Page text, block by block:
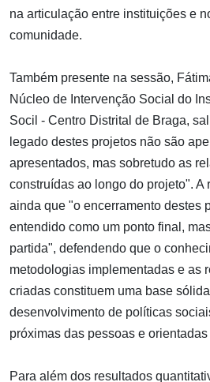
na articulação entre instituições e
comunidade.
Também presente na sessão,
Núcleo de Intervenção Social do
Socil - Centro Distrital de Braga,
legado destes projetos não são
apresentados, mas sobretudo as
construídas ao longo do projeto". A
ainda que "o encerramento destes
entendido como um ponto final,
partida", defendendo que o
metodologias implementadas e as
criadas constituem uma base
desenvolvimento de políticas
próximas das pessoas e
Para além dos resultados